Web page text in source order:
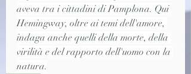
aveva tra i cittadini di Pamplona. Qui
Hemingway, oltre ai temi dell'amore,
indaga anche quelli della morte, della
virilità e del rapporto dell'uomo con la
natura.